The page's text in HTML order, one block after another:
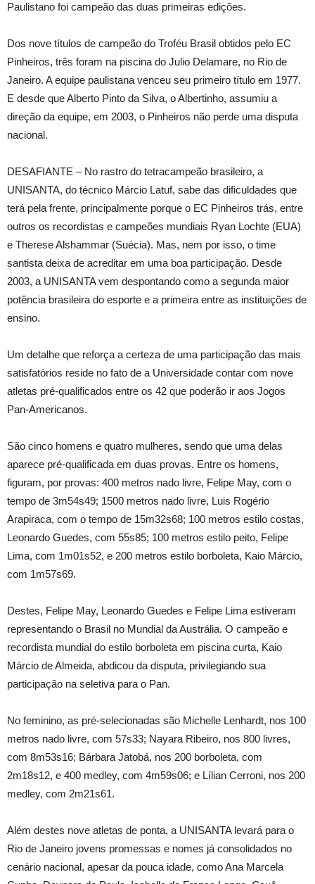
Paulistano foi campeão das duas primeiras edições.
Dos nove títulos de campeão do Troféu Brasil obtidos pelo EC
Pinheiros, três foram na piscina do Julio Delamare, no Rio de
Janeiro. A equipe paulistana venceu seu primeiro título em 1977.
E desde que Alberto Pinto da Silva, o Albertinho, assumiu a
direção da equipe, em 2003, o Pinheiros não perde uma disputa
nacional.
DESAFIANTE – No rastro do tetracampeão brasileiro, a
UNISANTA, do técnico Márcio Latuf, sabe das dificuldades que
terá pela frente, principalmente porque o EC Pinheiros trás, entre
outros os recordistas e campeões mundiais Ryan Lochte (EUA)
e Therese Alshammar (Suécia). Mas, nem por isso, o time
santista deixa de acreditar em uma boa participação. Desde
2003, a UNISANTA vem despontando como a segunda maior
potência brasileira do esporte e a primeira entre as instituições de
ensino.
Um detalhe que reforça a certeza de uma participação das mais
satisfatórios reside no fato de a Universidade contar com nove
atletas pré-qualificados entre os 42 que poderão ir aos Jogos
Pan-Americanos.
São cinco homens e quatro mulheres, sendo que uma delas
aparece pré-qualificada em duas provas. Entre os homens,
figuram, por provas: 400 metros nado livre, Felipe May, com o
tempo de 3m54s49; 1500 metros nado livre, Luis Rogério
Arapiraca, com o tempo de 15m32s68; 100 metros estilo costas,
Leonardo Guedes, com 55s85; 100 metros estilo peito, Felipe
Lima, com 1m01s52, e 200 metros estilo borboleta, Kaio Márcio,
com 1m57s69.
Destes, Felipe May, Leonardo Guedes e Felipe Lima estiveram
representando o Brasil no Mundial da Austrália. O campeão e
recordista mundial do estilo borboleta em piscina curta, Kaio
Márcio de Almeida, abdicou da disputa, privilegiando sua
participação na seletiva para o Pan.
No feminino, as pré-selecionadas são Michelle Lenhardt, nos 100
metros nado livre, com 57s33; Nayara Ribeiro, nos 800 livres,
com 8m53s16; Bárbara Jatobá, nos 200 borboleta, com
2m18s12, e 400 medley, com 4m59s06; e Lílian Cerroni, nos 200
medley, com 2m21s61.
Além destes nove atletas de ponta, a UNISANTA levará para o
Rio de Janeiro jovens promessas e nomes já consolidados no
cenário nacional, apesar da pouca idade, como Ana Marcela